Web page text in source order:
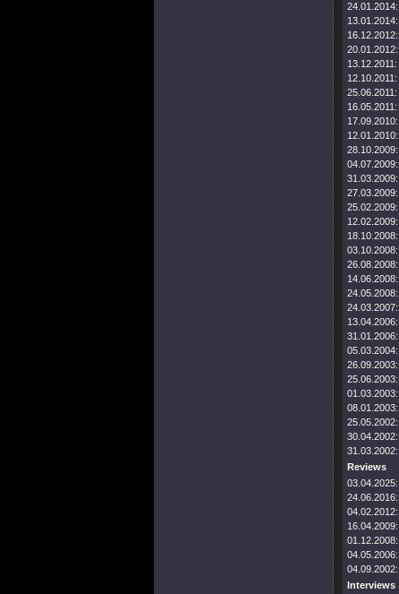
24.01.2014:
13.01.2014:
16.12.2012:
20.01.2012:
13.12.2011:
12.10.2011:
25.06.2011:
16.05.2011:
17.09.2010:
12.01.2010:
28.10.2009:
04.07.2009:
31.03.2009:
27.03.2009:
25.02.2009:
12.02.2009:
18.10.2008:
03.10.2008:
26.08.2008:
14.06.2008:
24.05.2008:
24.03.2007:
13.04.2006:
31.01.2006:
05.03.2004:
26.09.2003:
25.06.2003:
01.03.2003:
08.01.2003:
25.05.2002:
30.04.2002:
31.03.2002:
Reviews
03.04.2025:
24.06.2016:
04.02.2012:
16.04.2009:
01.12.2008:
04.05.2006:
04.09.2002:
Interviews